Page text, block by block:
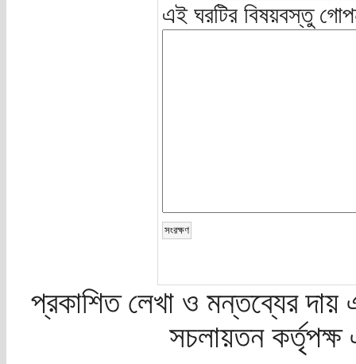
এই ঘরটির বিষয়বস্তু
প্রকাশিত লেখা ও মন্তব্যের দায়
সচলায়তন